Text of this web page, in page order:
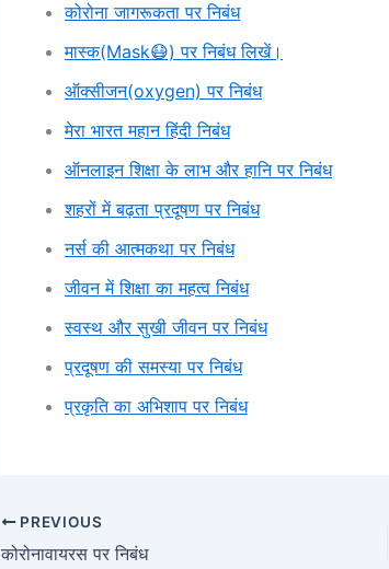
कोरोना जागरूकता पर निबंध
मास्क(Mask😷) पर निबंध लिखें।
ऑक्सीजन(oxygen) पर निबंध
मेरा भारत महान हिंदी निबंध
ऑनलाइन शिक्षा के लाभ और हानि पर निबंध
शहरों में बढ़ता प्रदूषण पर निबंध
नर्स की आत्मकथा पर निबंध
जीवन में शिक्षा का महत्व निबंध
स्वस्थ और सुखी जीवन पर निबंध
प्रदूषण की समस्या पर निबंध
प्रकृति का अभिशाप पर निबंध
PREVIOUS
कोरोनावायरस पर निबंध